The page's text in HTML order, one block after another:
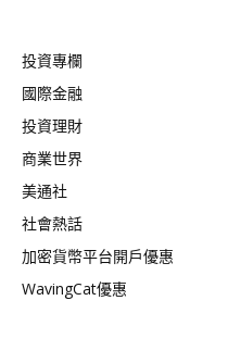
投資專欄
國際金融
投資理財
商業世界
美通社
社會熱話
加密貨幣平台開戶優惠
WavingCat優惠